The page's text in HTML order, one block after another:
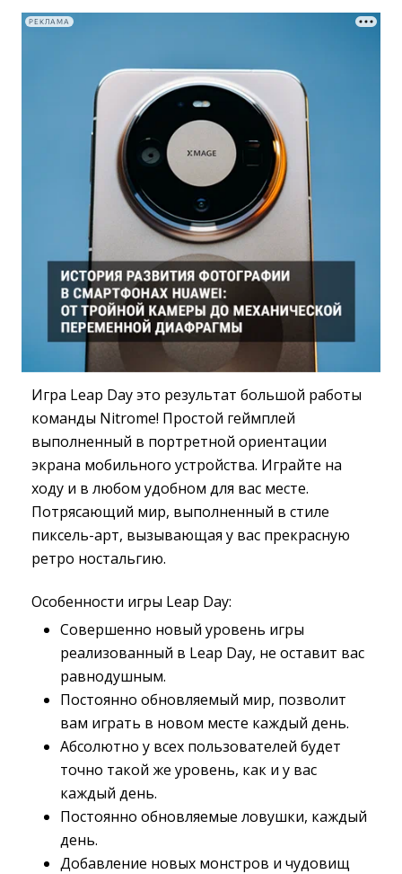
РЕКЛАМА
Игра Leap Day это результат большой работы
команды Nitrome! Простой геймплей
выполненный в портретной ориентации
экрана мобильного устройства. Играйте на
ходу и в любом удобном для вас месте.
Потрясающий мир, выполненный в стиле
пиксель-арт, вызывающая у вас прекрасную
ретро ностальгию.
Особенности игры Leap Day:
Совершенно новый уровень игры
реализованный в Leap Day, не оставит вас
равнодушным.
Постоянно обновляемый мир, позволит
вам играть в новом месте каждый день.
Абсолютно у всех пользователей будет
точно такой же уровень, как и у вас
каждый день.
Постоянно обновляемые ловушки, каждый
день.
Добавление новых монстров и чудовищ